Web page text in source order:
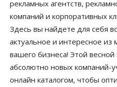
рекламных агентств,
компаний и корпоративных
Здесь вы найдете для себя
актуальное и интересное
вашего бизнеса! Этой
абсолютно новых компаний-
онлайн каталогом, чтобы